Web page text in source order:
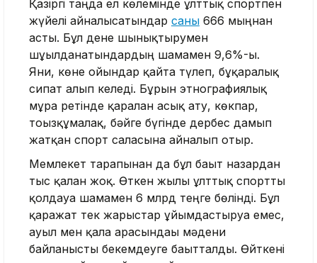
Қазіргі таңда ел көлемінде ұлттық спортпен
жүйелі айналысатындар саны 666 мыңнан
асты. Бұл дене шынықтырумен
шұғылданатындардың шамамен 9,6%-ы.
Яғни, көне ойындар қайта түлеп, бұқаралық
сипат алып келеді. Бұрын этнографиялық
мұра ретінде қаралған асық ату, көкпар,
тоғызқұмалақ, бәйге бүгінде дербес дамып
жатқан спорт саласына айналып отыр.
Мемлекет тарапынан да бұл бағыт назардан
тыс қалған жоқ. Өткен жылы ұлттық спортты
қолдауға шамамен 6 млрд теңге бөлінді. Бұл
қаражат тек жарыстар ұйымдастыруға емес,
ауыл мен қала арасындағы мәдени
байланысты бекемдеуге бағытталды. Өйткені